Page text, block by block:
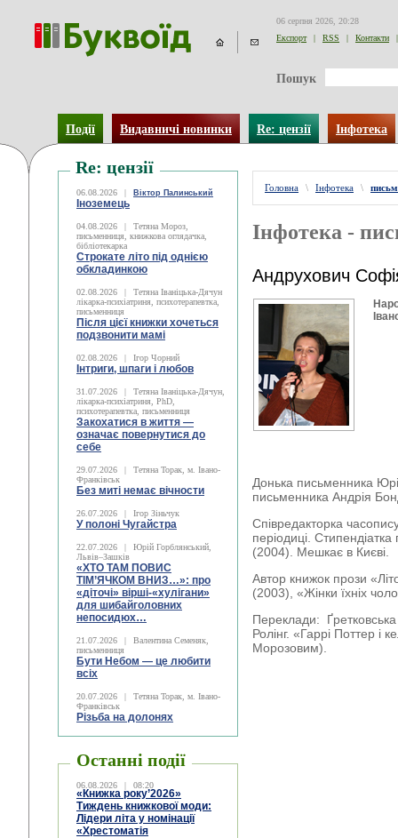
06 серпня 2026, 20:28
Експорт
| RSS | Контакти |
Пошук
Події Видавничі новинки Re: цензії Інфотека
Re: цензії
06.08.2026 | Віктор Палинський
Іноземець
04.08.2026 |
Тетяна Мороз,
письменниця, книжкова оглядачка,
бібліотекарка
Строкате літо під однією
обкладинкою
02.08.2026 |
Тетяна Іваніцька-Дячун
лікарка-психіатриня, психотерапевтка,
письменниця
Після цієї книжки хочеться
подзвонити мамі
02.08.2026 | Ігор Чорний
Інтриги, шпаги і любов
31.07.2026 |
Тетяна Іваніцька-Дячун,
лікарка-психіатриня, PhD,
психотерапевтка, письменниця
Закохатися в життя —
означає повернутися до
себе
29.07.2026 |
Тетяна Торак, м. Івано-
Франківськ
Без миті немає вічности
26.07.2026 | Ігор Зіньчук
У полоні Чугайстра
22.07.2026 |
Юрій Горблянський,
Львів–Зашків
«ХТО ТАМ ПОВИС
ТІМ’ЯЧКОМ ВНИЗ…»: про
«діточі» вірші-«хулігани»
для шибайголовних
непосидюх…
21.07.2026 |
Валентина Семеняк,
письменниця
Бути Небом ― це любити
всіх
20.07.2026 |
Тетяна Торак, м. Івано-
Франківськ
Різьба на долонях
Останні події
06.08.2026 | 08:20
«Книжка року’2026»
Тиждень книжкової моди:
Лідери літа у номінації
«Хрестоматія
Головна \ Інфотека \
Інфотека -
Андрухович
Донька письменника
письменника Андрія
Співредакторка
періодиці.
(2004). Мешкає в Києві.
Автор книжок прози
(2003), «Жінки їхніх
Переклади:
Ролінг. «Гаррі Поттер і
Морозовим).